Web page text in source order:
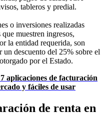
tableros y predial.
o inversiones realizadas
muestren ingresos,
la entidad requerida, son
un descuento del 25% sobre el
por el Estado.
aplicaciones de facturación
y fáciles de usar
de renta en